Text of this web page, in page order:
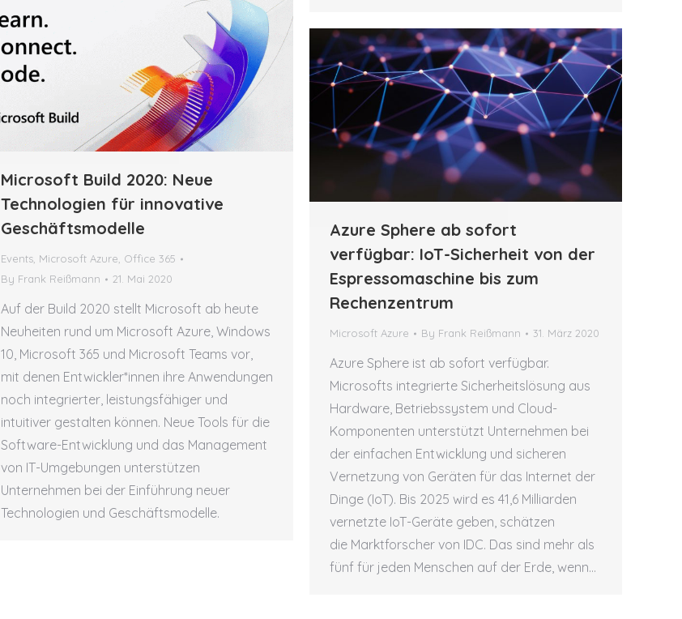
Microsoft Build 2020: Neue
Technologien für innovative
Geschäftsmodelle
Events, Microsoft Azure, Office 365
By Frank Reißmann 21. Mai 2020
Auf der Build 2020 stellt Microsoft ab heute
Neuheiten rund um Microsoft Azure, Windows
10, Microsoft 365 und Microsoft Teams vor,
mit denen Entwickler*innen ihre Anwendungen
noch integrierter, leistungsfähiger und
intuitiver gestalten können. Neue Tools für die
Software-Entwicklung und das Management
von IT-Umgebungen unterstützen
Unternehmen bei der Einführung neuer
Technologien und Geschäftsmodelle.
Azure Sphere ab sofort
verfügbar: IoT-Sicherheit von der
Espressomaschine bis zum
Rechenzentrum
Microsoft Azure By Frank Reißmann 31. März 2020
Azure Sphere ist ab sofort verfügbar.
Microsofts integrierte Sicherheitslösung aus
Hardware, Betriebssystem und Cloud-
Komponenten unterstützt Unternehmen bei
der einfachen Entwicklung und sicheren
Vernetzung von Geräten für das Internet der
Dinge (IoT). Bis 2025 wird es 41,6 Milliarden
vernetzte IoT-Geräte geben, schätzen
die Marktforscher von IDC. Das sind mehr als
fünf für jeden Menschen auf der Erde, wenn…